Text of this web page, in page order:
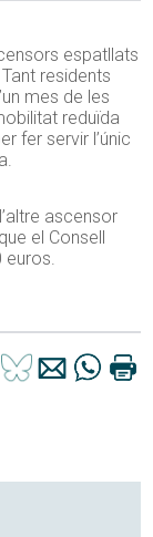
espatllats
Tant residents
mes de les
reduïda
fer servir l’únic
ascensor
el Consell
euros.